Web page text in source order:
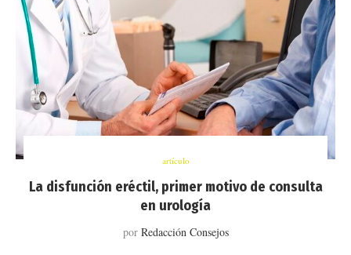
artículo
La disfunción eréctil, primer motivo de consulta
en urología
por Redacción Consejos